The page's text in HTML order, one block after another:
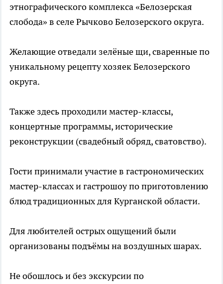
этнографического комплекса «Белозерская
слобода» в селе Рычково Белозерского округа.
Желающие отведали зелёные щи, сваренные по
уникальному рецепту хозяек Белозерского
округа.
Также здесь проходили мастер-классы,
концертные программы, исторические
реконструкции (свадебный обряд, сватовство).
Гости принимали участие в гастрономических
мастер-классах и гастрошоу по приготовлению
блюд традиционных для Курганской области.
Для любителей острых ощущений были
организованы подъёмы на воздушных шарах.
Не обошлось и без экскурсии по